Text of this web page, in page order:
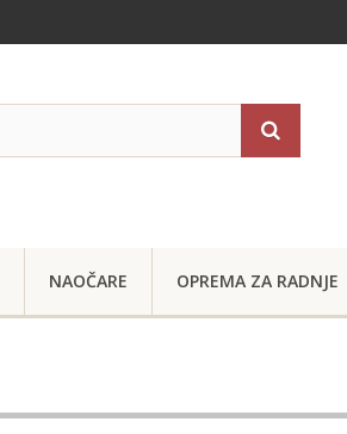
NAOČARE OPREMA ZA RADNJE